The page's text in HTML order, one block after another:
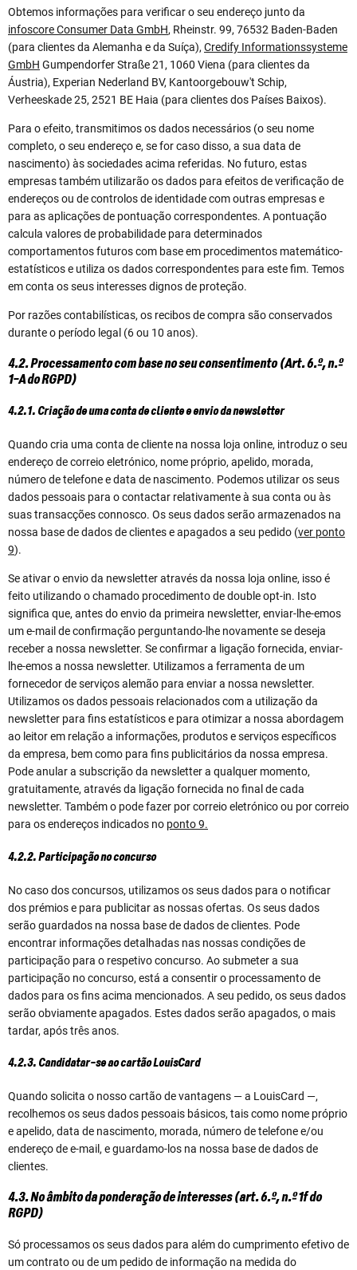
Obtemos informações para verificar o seu endereço junto da
infoscore Consumer Data GmbH, Rheinstr. 99, 76532 Baden-Baden
(para clientes da Alemanha e da Suíça), Credify Informationssysteme
GmbH Gumpendorfer Straße 21, 1060 Viena (para clientes da
Áustria), Experian Nederland BV, Kantoorgebouw't Schip,
Verheeskade 25, 2521 BE Haia (para clientes dos Países Baixos).
Para o efeito, transmitimos os dados necessários (o seu nome
completo, o seu endereço e, se for caso disso, a sua data de
nascimento) às sociedades acima referidas. No futuro, estas
empresas também utilizarão os dados para efeitos de verificação de
endereços ou de controlos de identidade com outras empresas e
para as aplicações de pontuação correspondentes. A pontuação
calcula valores de probabilidade para determinados
comportamentos futuros com base em procedimentos matemático-
estatísticos e utiliza os dados correspondentes para este fim. Temos
em conta os seus interesses dignos de proteção.
Por razões contabilísticas, os recibos de compra são conservados
durante o período legal (6 ou 10 anos).
4.2. Processamento com base no seu consentimento (Art. 6.º, n.º
1-A do RGPD)
4.2.1. Criação de uma conta de cliente e envio da newsletter
Quando cria uma conta de cliente na nossa loja online, introduz o seu
endereço de correio eletrónico, nome próprio, apelido, morada,
número de telefone e data de nascimento. Podemos utilizar os seus
dados pessoais para o contactar relativamente à sua conta ou às
suas transacções connosco. Os seus dados serão armazenados na
nossa base de dados de clientes e apagados a seu pedido (ver ponto
9).
Se ativar o envio da newsletter através da nossa loja online, isso é
feito utilizando o chamado procedimento de double opt-in. Isto
significa que, antes do envio da primeira newsletter, enviar-lhe-emos
um e-mail de confirmação perguntando-lhe novamente se deseja
receber a nossa newsletter. Se confirmar a ligação fornecida, enviar-
lhe-emos a nossa newsletter. Utilizamos a ferramenta de um
fornecedor de serviços alemão para enviar a nossa newsletter.
Utilizamos os dados pessoais relacionados com a utilização da
newsletter para fins estatísticos e para otimizar a nossa abordagem
ao leitor em relação a informações, produtos e serviços específicos
da empresa, bem como para fins publicitários da nossa empresa.
Pode anular a subscrição da newsletter a qualquer momento,
gratuitamente, através da ligação fornecida no final de cada
newsletter. Também o pode fazer por correio eletrónico ou por correio
para os endereços indicados no ponto 9.
4.2.2. Participação no concurso
No caso dos concursos, utilizamos os seus dados para o notificar
dos prémios e para publicitar as nossas ofertas. Os seus dados
serão guardados na nossa base de dados de clientes. Pode
encontrar informações detalhadas nas nossas condições de
participação para o respetivo concurso. Ao submeter a sua
participação no concurso, está a consentir o processamento de
dados para os fins acima mencionados. A seu pedido, os seus dados
serão obviamente apagados. Estes dados serão apagados, o mais
tardar, após três anos.
4.2.3. Candidatar-se ao cartão LouisCard
Quando solicita o nosso cartão de vantagens — a LouisCard —,
recolhemos os seus dados pessoais básicos, tais como nome próprio
e apelido, data de nascimento, morada, número de telefone e/ou
endereço de e-mail, e guardamo-los na nossa base de dados de
clientes.
4.3. No âmbito da ponderação de interesses (art. 6.º, n.º 1f do
RGPD)
Só processamos os seus dados para além do cumprimento efetivo de
um contrato ou de um pedido de informação na medida do